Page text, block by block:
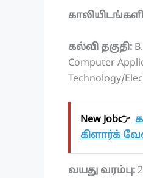
கல்வி தகுதி:
Computer
Technology/
New Job👉
கிளார்க்
வயது வரம்பு: